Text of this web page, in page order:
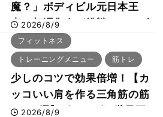
魔？」ボディビル元日本王
者・相澤隼人が挑戦 バーピ
ーでは驚異の種目2位
2026/8/9
フィットネス
トレーニングメニュー 筋トレ
少しのコツで効果倍増！【カ
ッコいい肩を作る三角筋の筋
トレ6選】ボディビル世界王
2026/8/9